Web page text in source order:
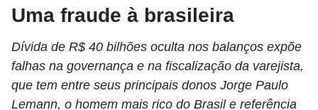
Uma fraude à brasileira
Dívida de R$ 40 bilhões oculta nos balanços expõe
falhas na governança e na fiscalização da varejista,
que tem entre seus principais donos Jorge Paulo
Lemann, o homem mais rico do Brasil e referência